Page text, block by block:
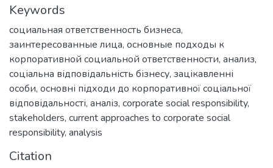
Keywords
социальная ответственность бизнеса,
заинтересованные лица, основные подходы к
корпоративной социальной ответственности, анализ,
соціальна відповідальність бізнесу, зацікавленні
особи, основні підходи до корпоративної соціальної
відповідальності, аналіз, corporate social responsibility,
stakeholders, current approaches to corporate social
responsibility, analysis
Citation